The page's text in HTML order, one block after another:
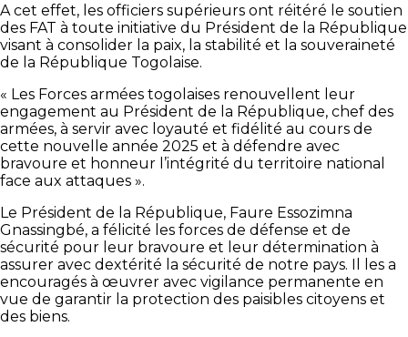
A cet effet, les officiers supérieurs ont réitéré le soutien
des FAT à toute initiative du Président de la République
visant à consolider la paix, la stabilité et la souveraineté
de la République Togolaise.
« Les Forces armées togolaises renouvellent leur
engagement au Président de la République, chef des
armées, à servir avec loyauté et fidélité au cours de
cette nouvelle année 2025 et à défendre avec
bravoure et honneur l’intégrité du territoire national
face aux attaques ».
Le Président de la République, Faure Essozimna
Gnassingbé, a félicité les forces de défense et de
sécurité pour leur bravoure et leur détermination à
assurer avec dextérité la sécurité de notre pays. Il les a
encouragés à œuvrer avec vigilance permanente en
vue de garantir la protection des paisibles citoyens et
des biens.